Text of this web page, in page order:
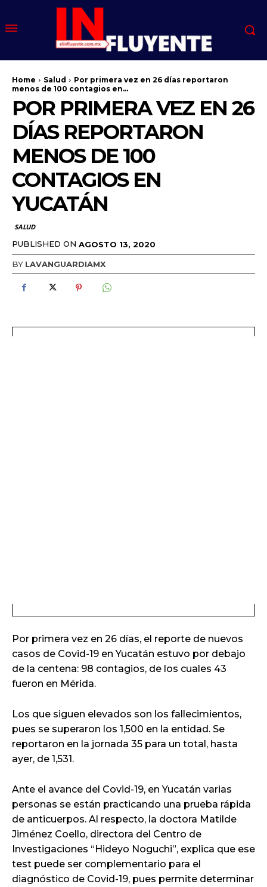
Home Salud
Por primera vez en 26 días reportaron
menos de 100 contagios en...
POR PRIMERA VEZ EN 26
DÍAS REPORTARON
MENOS DE 100
CONTAGIOS EN
YUCATÁN
SALUD
PUBLISHED ON AGOSTO 13, 2020
BY LAVANGUARDIAMX
Por primera vez en 26 días, el reporte de nuevos
casos de Covid-19 en Yucatán estuvo por debajo
de la centena: 98 contagios, de los cuales 43
fueron en Mérida.
Los que siguen elevados son los fallecimientos,
pues se superaron los 1,500 en la entidad. Se
reportaron en la jornada 35 para un total, hasta
ayer, de 1,531.
Ante el avance del Covid-19, en Yucatán varias
personas se están practicando una prueba rápida
de anticuerpos. Al respecto, la doctora Matilde
Jiménez Coello, directora del Centro de
Investigaciones “Hideyo Noguchi”, explica que ese
test puede ser complementario para el
diagnóstico de Covid-19, pues permite determinar